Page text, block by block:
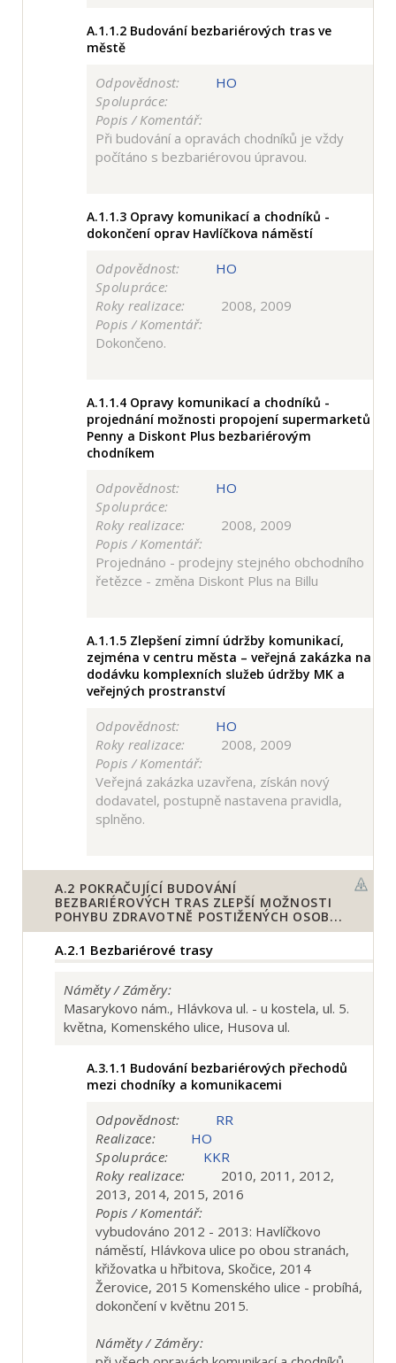
A.1.1.2 Budování bezbariérových tras ve
městě
Odpovědnost:
HO
Spolupráce:
Popis / Komentář:
Při budování a opravách chodníků je vždy
počítáno s bezbariérovou úpravou.
A.1.1.3 Opravy komunikací a chodníků -
dokončení oprav Havlíčkova náměstí
Odpovědnost:
HO
Spolupráce:
Roky realizace:
2008, 2009
Popis / Komentář:
Dokončeno.
A.1.1.4 Opravy komunikací a chodníků -
projednání možnosti propojení supermarketů
Penny a Diskont Plus bezbariérovým
chodníkem
Odpovědnost:
HO
Spolupráce:
Roky realizace:
2008, 2009
Popis / Komentář:
Projednáno - prodejny stejného obchodního
řetězce - změna Diskont Plus na Billu
A.1.1.5 Zlepšení zimní údržby komunikací,
zejména v centru města – veřejná zakázka na
dodávku komplexních služeb údržby MK a
veřejných prostranství
Odpovědnost:
HO
Roky realizace:
2008, 2009
Popis / Komentář:
Veřejná zakázka uzavřena, získán nový
dodavatel, postupně nastavena pravidla,
splněno.
A.2 POKRAČUJÍCÍ BUDOVÁNÍ
BEZBARIÉROVÝCH TRAS ZLEPŠÍ MOŽNOSTI
POHYBU ZDRAVOTNĚ POSTIŽENÝCH OSOB...
A.2.1 Bezbariérové trasy
Náměty / Záměry:
Masarykovo nám., Hlávkova ul. - u kostela, ul. 5.
května, Komenského ulice, Husova ul.
A.3.1.1 Budování bezbariérových přechodů
mezi chodníky a komunikacemi
Odpovědnost:
RR
Realizace:
HO
Spolupráce:
KKR
Roky realizace:
2010, 2011, 2012,
2013, 2014, 2015, 2016
Popis / Komentář:
vybudováno 2012 - 2013: Havlíčkovo
náměstí, Hlávkova ulice po obou stranách,
křižovatka u hřbitova, Skočice, 2014
Žerovice, 2015 Komenského ulice - probíhá,
dokončení v květnu 2015.
Náměty / Záměry: